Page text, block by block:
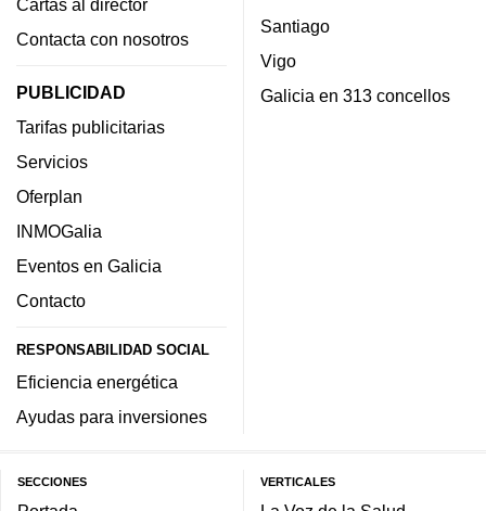
Cartas al director
Contacta con nosotros
PUBLICIDAD
Tarifas publicitarias
Servicios
Oferplan
INMOGalia
Eventos en Galicia
Contacto
RESPONSABILIDAD SOCIAL
Eficiencia energética
Ayudas para inversiones
Santiago
Vigo
Galicia en 313 concellos
SECCIONES VERTICALES